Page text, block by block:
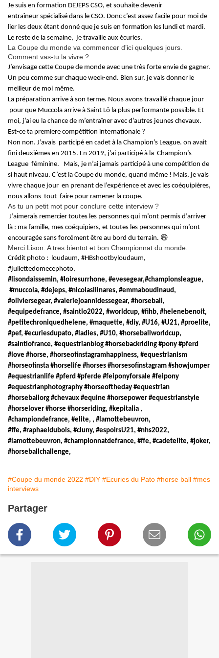
Je suis en formation DEJEPS CSO, et souhaite devenir
entraîneur spécialisé dans le CSO. Donc c’est assez facile pour moi de
lier les deux étant donné que je suis en formation les lundi et mardi.
Le reste de la semaine, je travaille aux écuries.
La Coupe du monde va commencer d’ici quelques jours.
Comment vas-tu la vivre ?
J’envisage cette Coupe de monde avec une très forte envie de gagner.
Un peu comme sur chaque week-end. Bien sur, je vais donner le
meilleur de moi même.
La préparation arrive à son terme. Nous avons travaillé chaque jour
pour que Muccola arrive à Saint Lô la plus performante possible. Et
moi, j’ai eu la chance de m’entraîner avec d’autres jeunes chevaux.
Est-ce ta premiere compétition internationale ?
Non non. J’avais participé en cadet à la Champion’s League. on avait
fini deuxièmes en 2015. En 2019, j’ai participé à la Champion’s
League féminine. Mais, je n’ai jamais participé à une compétition de
si haut niveau. C’est la Coupe du monde, quand même ! Mais, je vais
vivre chaque jour en prenant de l’expérience et avec les coéquipières,
nous allons tout faire pour ramener la coupe.
As tu un petit mot pour conclure cette interview ?
J’aimerais remercier toutes les personnes qui m’ont permis d’arriver
là : ma famille, mes coéquipiers, et toutes les personnes qui m’ont
encouragée sans forcément être au bord du terrain. 😄
Merci Lison. A tres bientot et bon Championnat du monde.
Crédit photo : loudaum, #HBshootbyloudaum,
#juliettedomecephoto,
#lisondaissemin, #loiresurrhone, #evesegear,#championsleague,
#muccola, #dejeps, #nicolasllinares, #emmaboudinaud,
#oliviersegear, #valeriejoannidessegear, #horseball,
#equipedefrance, #saintlo2022, #worldcup, #fihb, #helenebenoit,
#petitechroniquedhelene, #maquette, #diy, #U16, #U21, #proelite,
#pef, #ecuriesdupato, #ladies, #U10, #horseballworldcup,
#saintlofrance, #equestrianblog #horsebackriding #pony #pferd
#love #horse, #horseofinstagramhappiness, #equestrianism
#horseofinsta #horselife #horses #horsesofinstagram #showjumper
#equestrianlife #pferd #pferde #feiponyforsale #feipony
#equestrianphotography #horseoftheday #equestrian
#horseballorg #chevaux #equine #horsepower #equestrianstyle
#horselover #horse #horseriding, #kepitalia ,
#championdefrance, #elite, , #lamottebeuvron,
#ffe, #raphaeldubois, #cluny, #espoirsU21, #nhs2022,
#lamottebeuvron, #championnatdefrance, #ffe, #cadetelite, #joker,
#horseballchallenge,
#Coupe du monde 2022 #DIY #Ecuries du Pato #horse ball #mes
interviews
Partager